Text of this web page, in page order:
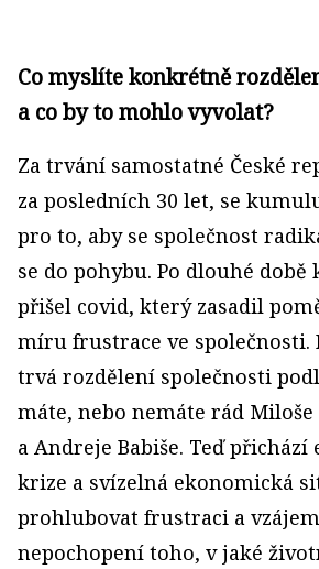
Co myslíte konkrétně
a co by to mohlo vyvolat?
Za trvání samostatné České
za posledních 30 let, se
pro to, aby se společnost
se do pohybu. Po dlouhé
přišel covid, který zasadil
míru frustrace ve společnosti.
trvá rozdělení společnosti
máte, nebo nemáte rád Miloše
a Andreje Babiše. Teď přichází
krize a svízelná ekonomická
prohlubovat frustraci a
nepochopení toho, v jaké